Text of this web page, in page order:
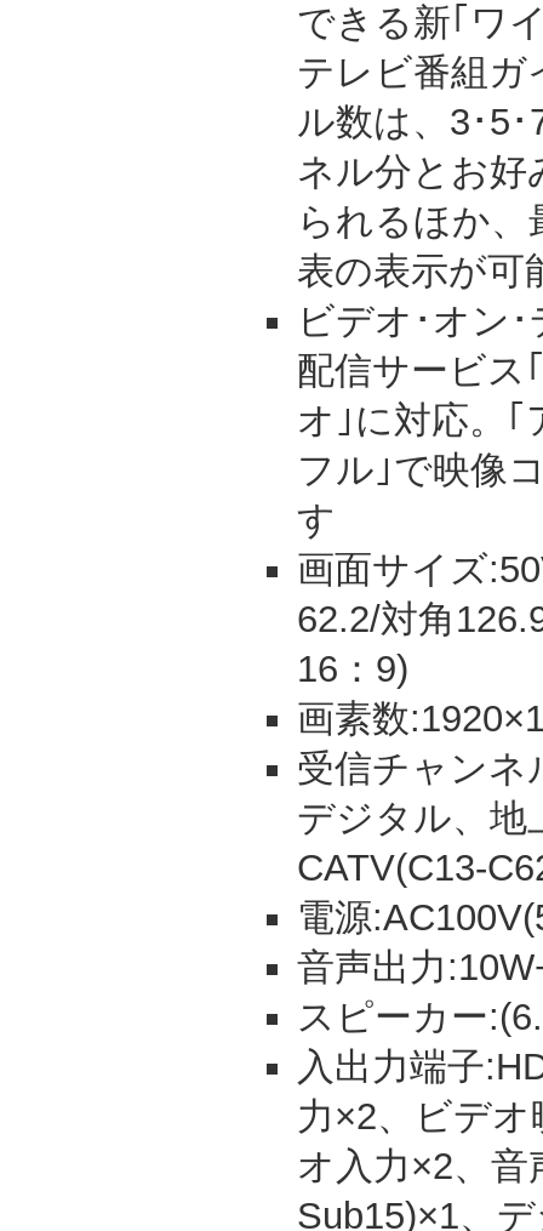
できる新｢ワ
テレビ番組ガ
ル数は、3･5
ネル分とお好
られるほか、
表の表示が可
ビデオ･オン
配信サービ
オ｣に対応。
フル｣で映像
す
画面サイズ
62.2/対角
16：9)
画素数
受信チャンネ
デジタル、地
CATV(C13-
電源
音声出力
スピーカー
入出力端子
力×2、ビデ
オ入力×2、音
Sub15)×1、